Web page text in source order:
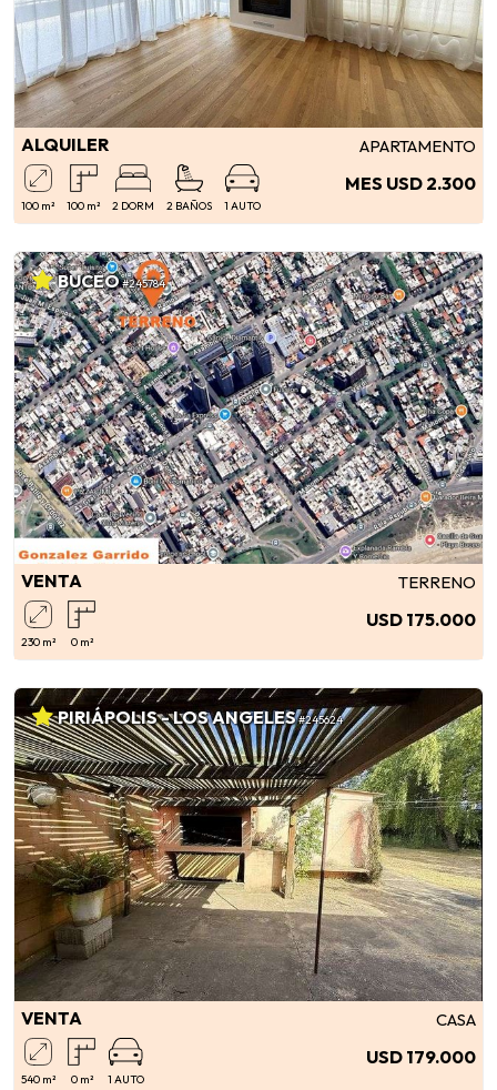
ALQUILER APARTAMENTO
100 m² 100 m² 2 DORM 2 BAÑOS 1 AUTO
MES USD 2.300
BUCEO#245784
VENTA TERRENO
230 m² 0 m²
USD 175.000
PIRIÁPOLIS - LOS ANGELES#245624
VENTA CASA
540 m² 0 m² 1 AUTO
USD 179.000